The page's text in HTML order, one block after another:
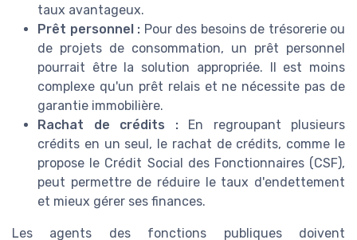
taux avantageux.
Prêt personnel : Pour des besoins de trésorerie ou
de projets de consommation, un prêt personnel
pourrait être la solution appropriée. Il est moins
complexe qu'un prêt relais et ne nécessite pas de
garantie immobilière.
Rachat de crédits :En regroupant plusieurs
crédits en un seul, le rachat de crédits, comme le
propose le Crédit Social des Fonctionnaires (CSF),
peut permettre de réduire le taux d'endettement
et mieux gérer ses finances.
Les agents des fonctions publiques doivent